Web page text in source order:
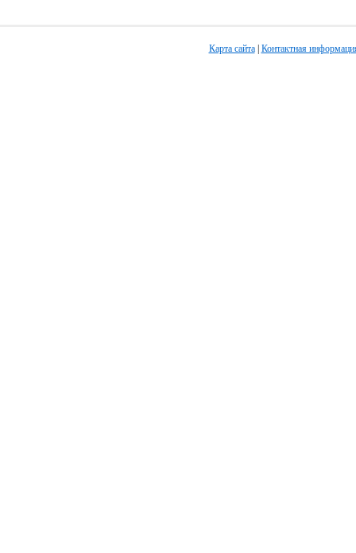
Карта сайта| Контактная